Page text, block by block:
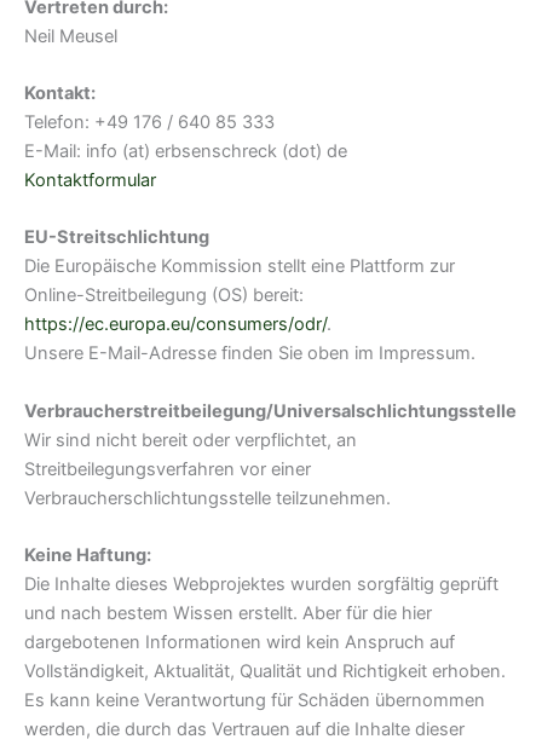
Vertreten durch:
Neil Meusel
Kontakt:
Telefon: +49 176 / 640 85 333
E-Mail: info (at) erbsenschreck (dot) de
Kontaktformular
EU-Streitschlichtung
Die Europäische Kommission stellt eine Plattform zur
Online-Streitbeilegung (OS) bereit:
https://ec.europa.eu/consumers/odr/.
Unsere E-Mail-Adresse finden Sie oben im Impressum.
Verbraucherstreitbeilegung/Universalschlichtungsstelle
Wir sind nicht bereit oder verpflichtet, an
Streitbeilegungsverfahren vor einer
Verbraucherschlichtungsstelle teilzunehmen.
Keine Haftung:
Die Inhalte dieses Webprojektes wurden sorgfältig geprüft
und nach bestem Wissen erstellt. Aber für die hier
dargebotenen Informationen wird kein Anspruch auf
Vollständigkeit, Aktualität, Qualität und Richtigkeit erhoben.
Es kann keine Verantwortung für Schäden übernommen
werden, die durch das Vertrauen auf die Inhalte dieser